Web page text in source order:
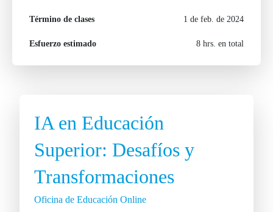
Término de clases 1 de feb. de 2024
Esfuerzo estimado 8 hrs. en total
IA en Educación
Superior: Desafíos y
Transformaciones
Oficina de Educación Online